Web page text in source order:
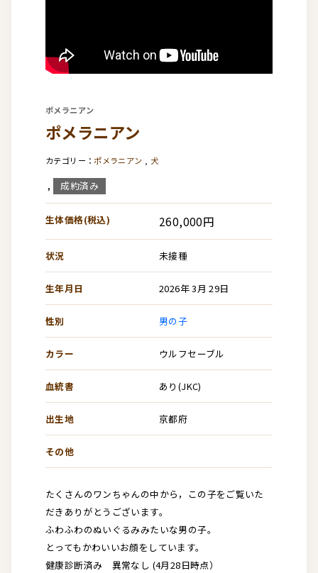
ポメラニアン
ポメラニアン
ポメラニアン 犬
, 成約済み
生体価格(税込) 260,000円
状況 未接種
生年月日 2026年 3月 29日
性別 男の子
カラー ウルフセーブル
血統書 あり(JKC)
出生地 京都府
その他
たくさんのワンちゃんの中から，この子をご覧いた
だきありがとうございます。
ふわふわのぬいぐるみみたいな男の子。
とってもかわいいお顔をしています。
健康診断済み 異常なし (4月28日時点）